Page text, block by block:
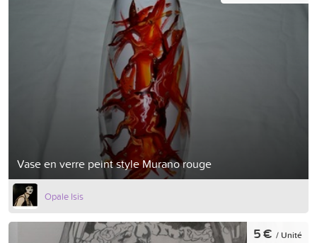
Vase en verre peint style Murano rouge
Opale Isis
5 € / Unité